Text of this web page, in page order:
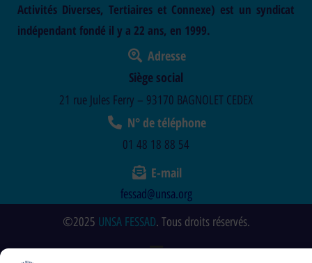
Activités Diverses, Tertiaires et Connexe) est un syndicat
indépendant fondé il y a 22 ans, en 1999.
Adresse
Siège social
21 rue Jules Ferry – 93170 BAGNOLET CEDEX
N° de téléphone
01 48 18 88 54
E-mail
fessad@unsa.org
©2025 UNSA FESSAD. Tous droits réservés.